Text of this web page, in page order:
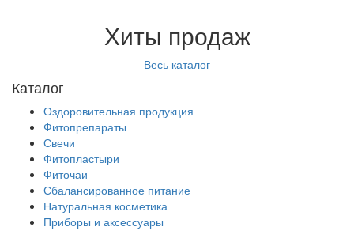
Хиты продаж
Весь каталог
Каталог
Оздоровительная продукция
Фитопрепараты
Свечи
Фитопластыри
Фиточаи
Сбалансированное питание
Натуральная косметика
Приборы и аксессуары